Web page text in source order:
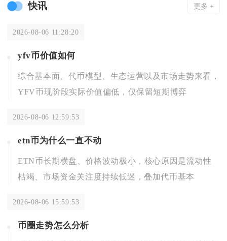
快讯 更多 +
2026-08-06 11:28:20
yfv币价值如何
综合基本面、代币模型、生态运营以及市场走势来看，
YFV币现阶段实际价值偏低，仅保留短期博弈
2026-08-06 12:59:53
etn币为什么一直不动
ETN币长期横盘、价格波动极小，核心原因是流动性
枯竭、市场资金关注度持续低迷，叠加代币基本
2026-08-06 15:59:53
币圈走势怎么分析